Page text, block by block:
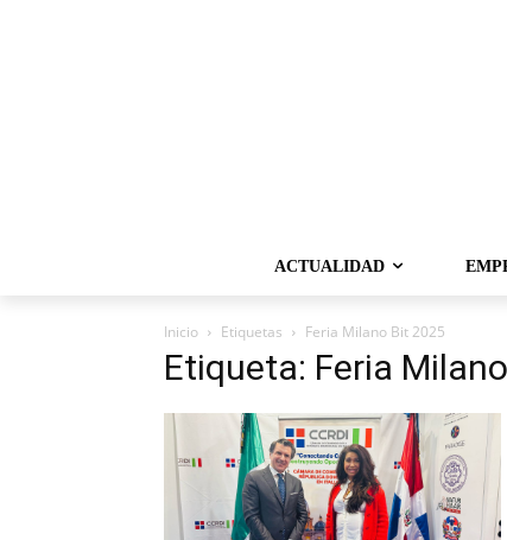
ACTUALIDAD
Inicio Etiquetas Feria Milano Bit 2025
Etiqueta: Feria